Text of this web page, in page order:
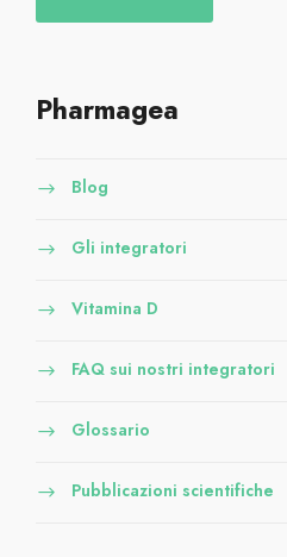
Pharmagea
Blog
Gli integratori
Vitamina D
FAQ sui nostri integratori
Glossario
Pubblicazioni scientifiche